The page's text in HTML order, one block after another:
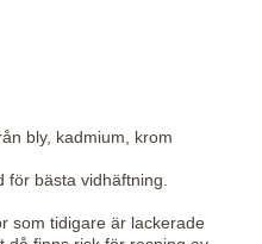
bly, kadmium, krom
för bästa vidhäftning.
som tidigare är lackerade